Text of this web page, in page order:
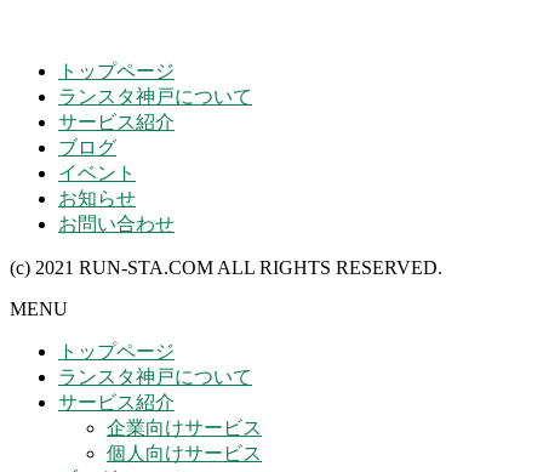
トップページ
ランスタ神戸について
サービス紹介
ブログ
イベント
お知らせ
お問い合わせ
(c) 2021 RUN-STA.COM ALL RIGHTS RESERVED.
MENU
トップページ
ランスタ神戸について
サービス紹介
企業向けサービス
個人向けサービス